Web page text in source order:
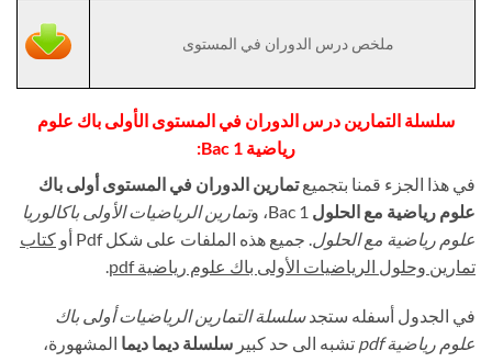
ملخص درس الدوران في المستوى
سلسلة التمارين درس الدوران في المستوى الأولى باك علوم
رياضية 1 Bac:
في هذا الجزء قمنا بتجميعتمارين الدوران في المستوى أولى باك
علوم رياضية مع الحلول
تمارين الرياضيات الأولى باكالوريا
علوم رياضية مع الحلول . جميع هذه الملفات على شكل Pdf أو
كتاب
تمارين وحلول الرياضيات الأولى باك علوم رياضيةpdf
في الجدول أسفله ستجدسلسلة التمارين الرياضيات أولى باك
علوم رياضية pdf
تشبه الى حد كبير سلسلة ديما ديما المشهورة،